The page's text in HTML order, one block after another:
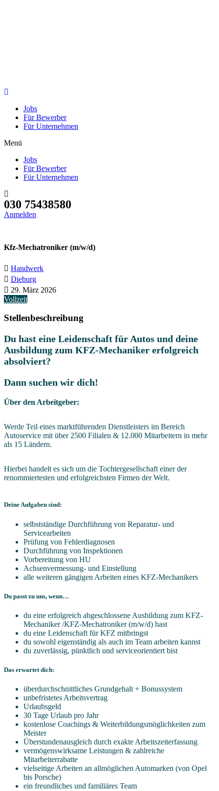
Jobs
Für Bewerber
Für Unternehmen
Menü
Jobs
Für Bewerber
Für Unternehmen
030 75438580
Anmelden
Kfz-Mechatroniker (m/w/d)
Handwerk
Dieburg
29. März 2026
Vollzeit
Stellenbeschreibung
Du hast eine Leidenschaft für Autos und deine
Ausbildung zum KFZ-Mechaniker erfolgreich
absolviert?
Dann suchen wir dich!
Über den Arbeitgeber:
Werde Teil eines marktführenden Dienstleisters im Bereich
Autoservice mit über 2500 Filialen & 12.000 Mitarbeitern in mehr
als 15 Ländern.
Hierbei handelt es sich um die Tochtergesellschaft einer der
renommiertesten und erfolgreichsten Firmen der Welt.
Deine Aufgaben sind:
selbstständige Durchführung von Reparatur- und
Servicearbeiten
Prüfung von Fehlerdiagnosen
Durchführung von Inspektionen
Vorbereitung von HU
Achsenvermessung- und Einstellung
alle weiteren gängigen Arbeiten eines KFZ-Mechanikers
Du passt zu uns, wenn…
du eine erfolgreich abgeschlossene Ausbildung zum KFZ-
Mechaniker /KFZ-Mechatroniker (m/w/d) hast
du eine Leidenschaft für KFZ mitbringst
du sowohl eigenständig als auch im Team arbeiten kannst
du zuverlässig, pünktlich und serviceorientiert bist
Das erwartet dich:
überdurchschnittliches Grundgehalt + Bonussystem
unbefristetes Arbeitsvertrag
Urlaubsgeld
30 Tage Urlaub pro Jahr
kostenlose Coachings & Weiterbildungsmöglichkeiten zum
Meister
Überstundenausgleich durch exakte Arbeitszeiterfassung
vermögenswirksame Leistungen & zahlreiche
Mitarbeiterrabatte
vielseitige Arbeiten an allmöglichen Automarken (von Opel
bis Porsche)
ein freundliches und familiäres Team